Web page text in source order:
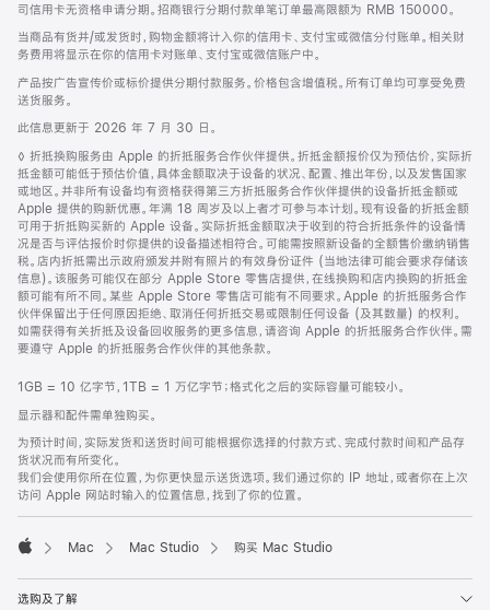
司信用卡无资格申请分期。招商银行分期付款单笔订单最高限额为 RMB 150000。
当商品有货并/或发货时，购物金额将计入你的信用卡、支付宝或微信分付账单。相关财
务费用将显示在你的信用卡对账单、支付宝或微信账户中。
产品按广告宣传价或标价提供分期付款服务。价格包含增值税。所有订单均可享受免费
送货服务。
此信息更新于 2026 年 7 月 30 日。
脚
注
◊ 折抵换购服务由 Apple 的折抵服务合作伙伴提供。折抵金额报价仅为预估价，实际折
抵金额可能低于预估价值，具体金额取决于设备的状况、配置、推出年份，以及发售国家
或地区。并非所有设备均有资格获得第三方折抵服务合作伙伴提供的设备折抵金额或
Apple 提供的购新优惠。年满 18 周岁及以上者才可参与本计划。现有设备的折抵金额
可用于折抵购买新的 Apple 设备。实际折抵金额取决于收到的符合折抵条件的设备情
况是否与评估报价时你提供的设备描述相符合。可能需按照新设备的全额售价缴纳销售
税。店内折抵需出示政府颁发并附有照片的有效身份证件 (当地法律可能会要求存储该
信息)。该服务可能仅在部分 Apple Store 零售店提供，在线换购和店内换购的折抵金
额可能有所不同。某些 Apple Store 零售店可能有不同要求。Apple 的折抵服务合作
伙伴保留出于任何原因拒绝、取消任何折抵交易或限制任何设备 (及其数量) 的权利。
如需获得有关折抵及设备回收服务的更多信息，请咨询 Apple 的折抵服务合作伙伴。需
要遵守 Apple 的折抵服务合作伙伴的其他条款。
1GB = 10 亿字节，1TB = 1 万亿字节；格式化之后的实际容量可能较小。
显示器和配件需单独购买。
为预计时间，实际发货和送货时间可能根据你选择的付款方式、完成付款时间和产品存
货状况而有所变化。
我们会使用你所在位置，为你更快显示送货选项。我们通过你的 IP 地址，或者你在上次
访问 Apple 网站时输入的位置信息，找到了你的位置。
Mac Mac Studio 购买 Mac Studio
选购及了解